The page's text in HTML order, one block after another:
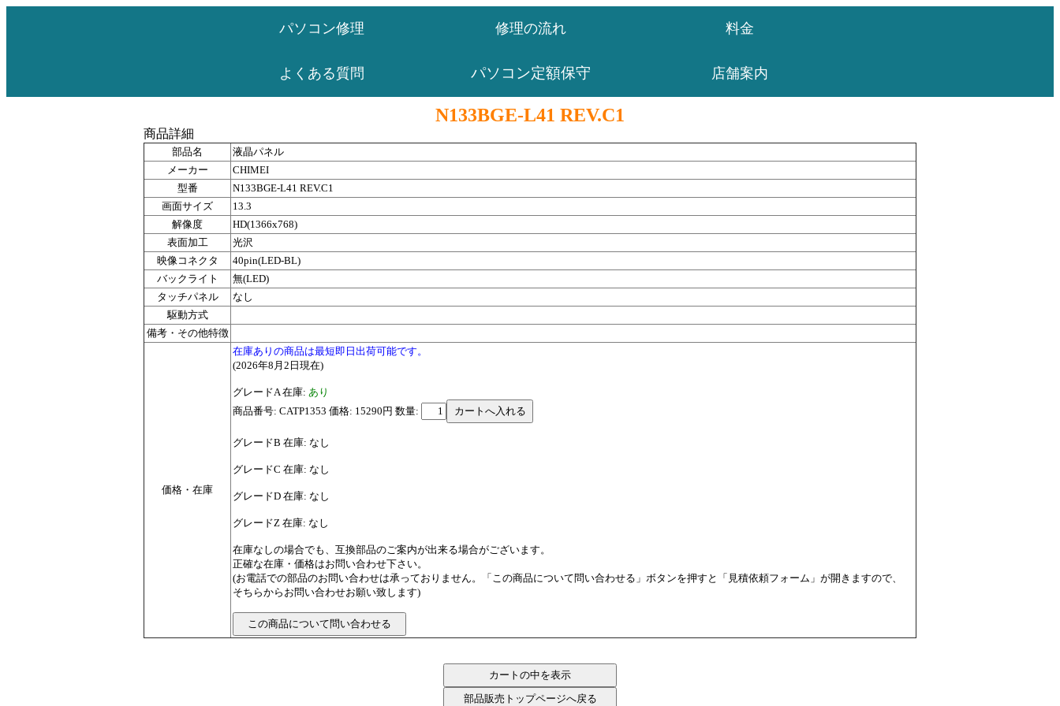
パソコン修理 修理の流れ 料金
よくある質問 パソコン定額保守 店舗案内
N133BGE-L41 REV.C1
商品詳細
部品名
液晶パネル
メーカー
CHIMEI
型番
N133BGE-L41 REV.C1
画面サイズ
13.3
解像度
HD(1366x768)
表面加工
光沢
映像コネクタ
40pin(LED-BL)
バックライト
無(LED)
タッチパネル
なし
駆動方式
備考・その他特徴
価格・在庫
在庫ありの商品は最短即日出荷可能です。
(2026年8月2日現在)
グレードA 在庫: あり
商品番号: CATP1353 価格: 15290円 数量:
グレードB 在庫: なし
グレードC 在庫: なし
グレードD 在庫: なし
グレードZ 在庫: なし
在庫なしの場合でも、互換部品のご案内が出来る場合がございます。
正確な在庫・価格はお問い合わせ下さい。
(お電話での部品のお問い合わせは承っておりません。「この商品について問い合わせる」ボタンを押すと「見積依頼フォーム」が開きますので、
そちらからお問い合わせお願い致します)